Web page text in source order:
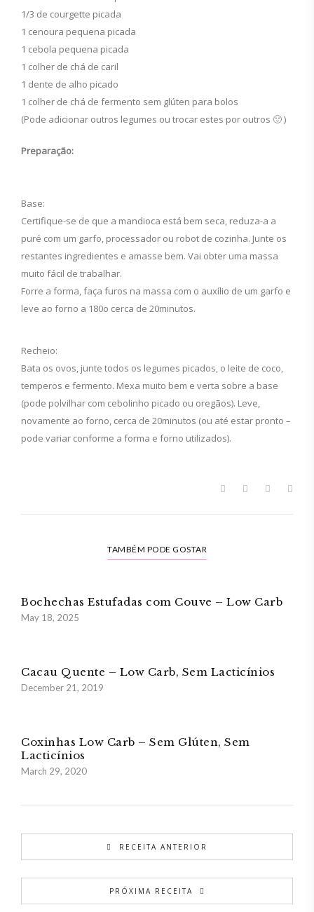
1/3 de courgette picada
1 cenoura pequena picada
1 cebola pequena picada
1 colher de chá de caril
1 dente de alho picado
1 colher de chá de fermento sem glúten para bolos
(Pode adicionar outros legumes ou trocar estes por outros 🙂 )
Preparação:
Base:
Certifique-se de que a mandioca está bem seca, reduza-a a
puré com um garfo, processador ou robot de cozinha. Junte os
restantes ingredientes e amasse bem. Vai obter uma massa
muito fácil de trabalhar.
Forre a forma, faça furos na massa com o auxílio de um garfo e
leve ao forno a 180o cerca de 20minutos.
Recheio:
Bata os ovos, junte todos os legumes picados, o leite de coco,
temperos e fermento. Mexa muito bem e verta sobre a base
(pode polvilhar com cebolinho picado ou oregãos). Leve,
novamente ao forno, cerca de 20minutos (ou até estar pronto –
pode variar conforme a forma e forno utilizados).
TAMBÉM PODE GOSTAR
Bochechas Estufadas com Couve – Low Carb
May 18, 2025
Cacau Quente – Low Carb, Sem Lacticínios
December 21, 2019
Coxinhas Low Carb – Sem Glúten, Sem
Lacticínios
March 29, 2020
RECEITA ANTERIOR
PRÓXIMA RECEITA